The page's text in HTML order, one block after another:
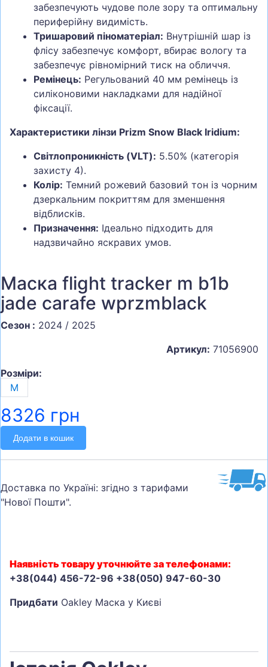
забезпечують чудове поле зору та оптимальну
периферійну видимість.
Тришаровий піноматеріал: Внутрішній шар із
флісу забезпечує комфорт, вбирає вологу та
забезпечує рівномірний тиск на обличчя.
Ремінець: Регульований 40 мм ремінець із
силіконовими накладками для надійної
фіксації.
Характеристики лінзи Prizm Snow Black Iridium:
Світлопроникність (VLT): 5.50% (категорія
захисту 4).
Колір: Темний рожевий базовий тон із чорним
дзеркальним покриттям для зменшення
відблисків.
Призначення: Ідеально підходить для
надзвичайно яскравих умов.
Маска flight tracker m b1b
jade carafe wprzmblack
Сезон : 2024 / 2025
Артикул: 71056900
Розміри:
M
8326 грн
Додати в кошик
Доставка по Україні: згідно з тарифами
"Нової Пошти".
Наявність товару уточнюйте за телефонами:
+38(044) 456-72-96 +38(050) 947-60-30
Придбати Oakley Маска у Києві